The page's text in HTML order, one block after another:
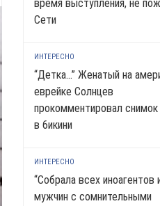
время выступления, не
Сети
ИНТЕРЕСНО
“Детка…” Женатый на
еврейке Солнцев
прокомментировал снимок
в 6икини
ИНТЕРЕСНО
“Собрала всех иноагентов
мужчин с сомнительными